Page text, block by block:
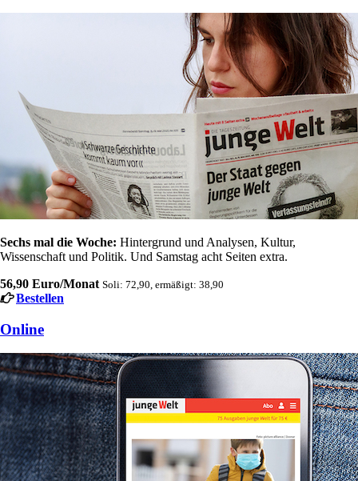
Sechs mal die Woche: Hintergrund und Analysen, Kultur,
Wissenschaft und Politik. Und Samstag acht Seiten extra.
56,90 Euro/Monat Soli: 72,90, ermäßigt: 38,90
Bestellen
Online